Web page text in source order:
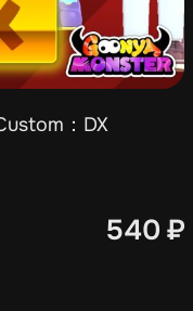
：DX
540 ₽